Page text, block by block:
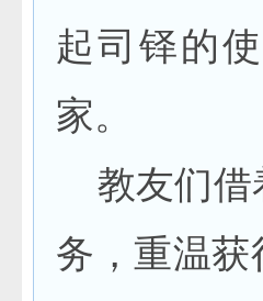
起司铎的
家。
教友们借
务，重温